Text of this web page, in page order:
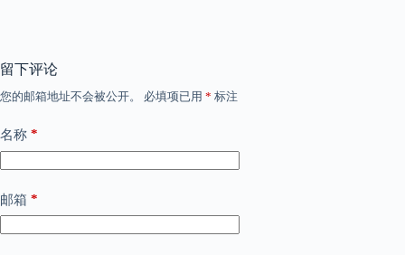
留下评论
您的邮箱地址不会被公开。 必填项已用 * 标注
名称 *
邮箱 *